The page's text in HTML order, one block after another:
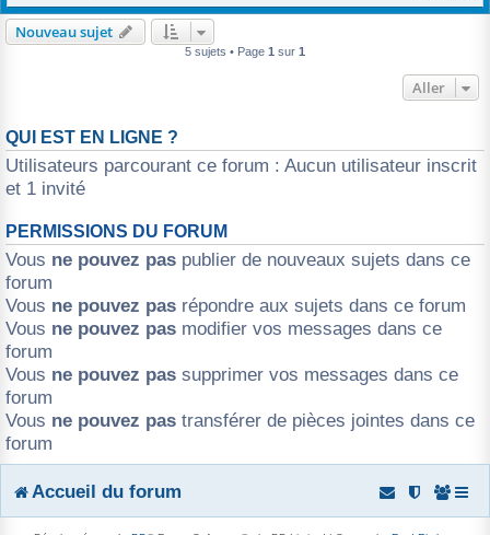
Nouveau sujet
5 sujets • Page 1 sur 1
Aller
QUI EST EN LIGNE ?
Utilisateurs parcourant ce forum : Aucun utilisateur inscrit
et 1 invité
PERMISSIONS DU FORUM
Vous ne pouvez pas publier de nouveaux sujets dans ce
forum
Vous ne pouvez pas répondre aux sujets dans ce forum
Vous ne pouvez pas modifier vos messages dans ce
forum
Vous ne pouvez pas supprimer vos messages dans ce
forum
Vous ne pouvez pas transférer de pièces jointes dans ce
forum
Accueil du forum